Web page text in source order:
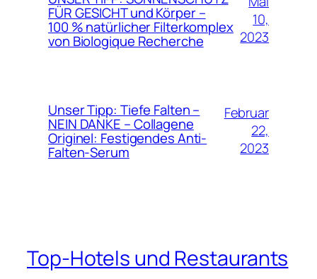
FÜR GESICHT und Körper –
100 % natürlicher Filterkomplex
von Biologique Recherche
10,
2023
Unser Tipp: Tiefe Falten –
NEIN DANKE – Collagene
Originel: Festigendes Anti-
Falten-Serum
Februar
22,
2023
Top-Hotels und Restaurants